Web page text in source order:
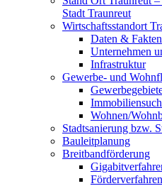
Stadt Traunreut
Wirtschaftsstandort
Daten & Fakten
Unternehmen
Infrastruktur
Gewerbe- und
Wohnen/
Stadtsanierung bzw.
Bauleitplanung
Breitbandförderung